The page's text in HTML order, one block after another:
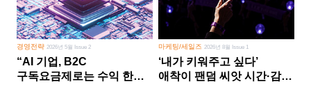
경영전략 2026년 5월 Issue 2
“AI 기업, B2C
구독요금제로는 수익 한계
마케팅/세일즈 2026년 8월 Issue 1
‘내가 키워주고 싶다’
애착이 팬덤 씨앗 시간·감정